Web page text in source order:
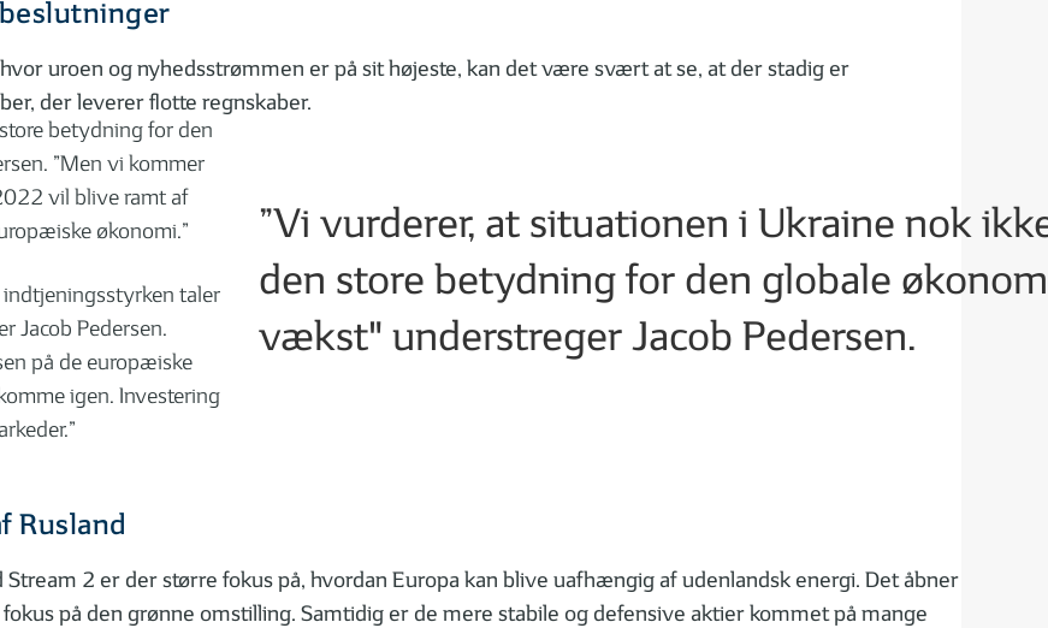
uroen og nyhedsstrømmen er på sit højeste, kan det være svært at se, at der stadig er
der leverer flotte regnskaber.
betydning for den
”Men vi kommer
vil blive ramt af
økonomi.”
taler
Jacob Pedersen.
på de europæiske
igen. Investering
”Vi vurderer, at situationen i Ukraine nok
den store betydning for den globale
vækst" understreger Jacob Pedersen.
Rusland
2 er der større fokus på, hvordan Europa kan blive uafhængig af udenlandsk energi. Det åbner
på den grønne omstilling. Samtidig er de mere stabile og defensive aktier kommet på mange